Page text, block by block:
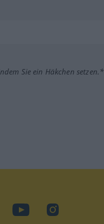
Sie ein Häkchen setzen.*
YouTubeInstagram